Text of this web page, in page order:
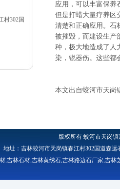
302国
应用，可以丰富保养
但是打蜡大量疗养区
清楚和正确应用。石
被摧毁，而建设生产
种，极大地造成了人
染，锐器伤。这些都
本文出自蛟河市天岗
版权所有蛟河市天岗
地址：吉林蛟河市天岗镇春江村302国道森远
,吉林石材,吉林黄绣石,吉林路边石厂家,吉林